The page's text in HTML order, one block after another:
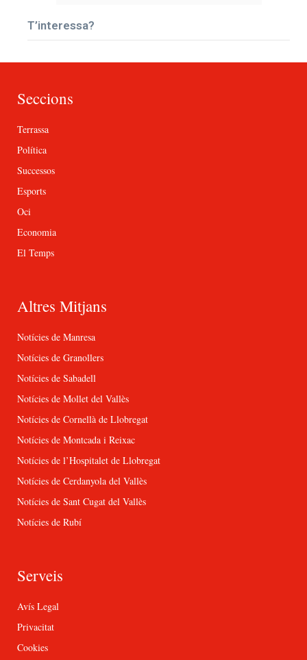
T’interessa?
Seccions
Terrassa
Política
Successos
Esports
Oci
Economia
El Temps
Altres Mitjans
Notícies de Manresa
Notícies de Granollers
Notícies de Sabadell
Notícies de Mollet del Vallès
Notícies de Cornellà de Llobregat
Notícies de Montcada i Reixac
Notícies de l’Hospitalet de Llobregat
Notícies de Cerdanyola del Vallès
Notícies de Sant Cugat del Vallès
Notícies de Rubí
Serveis
Avís Legal
Privacitat
Cookies